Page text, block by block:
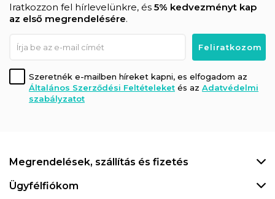
Iratkozzon fel hírlevelünkre, és 5% kedvezményt kap
az első megrendelésére.
Szeretnék e-mailben híreket kapni, es elfogadom az
Általános Szerződési Feltételeket és az Adatvédelmi
szabályzatot
Megrendelések, szállítás és fizetés
Ügyfélfiókom